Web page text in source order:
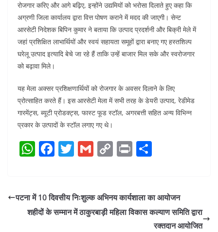
रोजगार करिए और आगे बढ़िए, इन्होंने उद्यमियों को भरोसा दिलाते हुए कहा कि
अग्रणी जिला कार्यालय द्वारा वित्त पोषण कराने में मदद की जाएगी। सेन्ट
आरसेटी निदेशक बिपिन कुमार ने बताया कि उत्पाद प्रदर्शनी और बिक्री मेले में
जहां प्रशिक्षित लाभार्थियों और स्वयं सहायता समूहों द्वारा बनाए गए हस्तशिल्प
घरेलू उत्पाद इत्यादि बेचे जा रहे हैं ताकि उन्हें बाजार मिल सके और स्वरोजगार
को बढ़ावा मिले।
यह मेला अक्सर प्रशिक्षणार्थियों को रोजगार के अवसर दिलाने के लिए
प्रोत्साहित करते हैं। इस आरसेटी मेला में सभी तरह के डेयरी उत्पाद, रेडीमेड
गारमेंट्स, ब्यूटी प्रोडक्ट्स, फास्ट फूड स्टॉल, अगरबत्ती सहित अन्य विभिन्न
प्रकार के उत्पादों के स्टॉल लगाए गए थे।
W
s
A
F
e
b
T
er
G
l
C
y
Li
Pr
e
पटना में 10 दिवसीय निःशुल्क अभिनय कार्यशाला का आयोजन
शहीदों के सम्मान में ठाकुरबाड़ी महिला विकास कल्याण समिति द्वारा
रक्तदान आयोजित